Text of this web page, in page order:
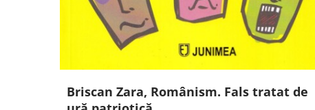
Briscan Zara, Românism. Fals tratat de